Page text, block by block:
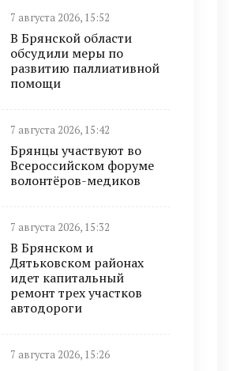
7 августа 2026, 15:52
В Брянской области
обсудили меры по
развитию паллиативной
помощи
7 августа 2026, 15:42
Брянцы участвуют во
Всероссийском форуме
волонтёров-медиков
7 августа 2026, 15:32
В Брянском и
Дятьковском районах
идет капитальный
ремонт трех участков
автодороги
7 августа 2026, 15:26